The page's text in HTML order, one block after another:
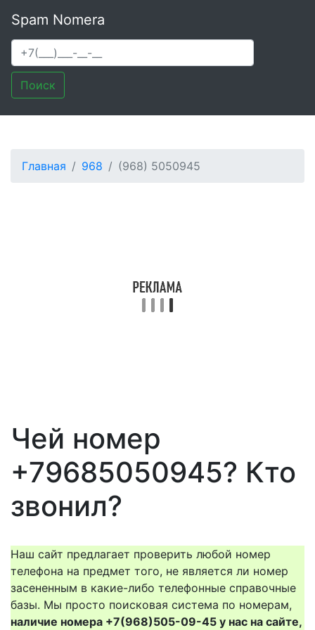
Spam Nomera
Поиск
Главная 968 (968) 5050945
Чей номер
+79685050945? Кто
звонил?
Наш сайт предлагает проверить любой номер
телефона на предмет того, не является ли номер
засененным в какие-либо телефонные справочные
базы. Мы просто поисковая система по номерам,
наличие номера +7(968)505-09-45 у нас на сайте,